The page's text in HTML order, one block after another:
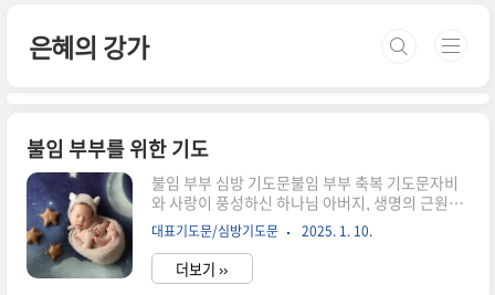
은혜의 강가
불임 부부를 위한 기도
불임 부부 심방 기도문불임 부부 축복 기도문자비
와 사랑이 풍성하신 하나님 아버지, 생명의 근원이
되시며 모든 가정을 축복하시는 주님을 찬양합니
다. 이 시간 주님 앞에 한 마음으로 나아가, 불임의
어려움으로 마음 아파하는 신혼부부를 위해 기도드
립니다. 하나님 아버지, 그들의 간절한 소망을 주님
대표기도문/심방기도문 2025. 1. 10.
더보기 ››